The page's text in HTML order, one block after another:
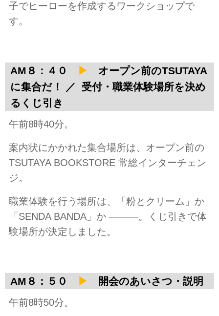
子でヒーローを作成するワークショップで
す。
AM８：４０ ▶
オープン前のTSUTAYA
に集合だ！ ／ 受付・職業体験場所を決め
るくじ引き
午前8時40分。
案内状にかかれた集合場所は、オープン前の
TSUTAYA BOOKSTORE 常総インターチェン
ジ。
職業体験を行う場所は、「粉とクリーム」か
「SENDA BANDA」か ―――。くじ引きで体
験場所が決定しました。
AM８：５０ ▶ 開会のあいさつ・説明
午前8時50分。